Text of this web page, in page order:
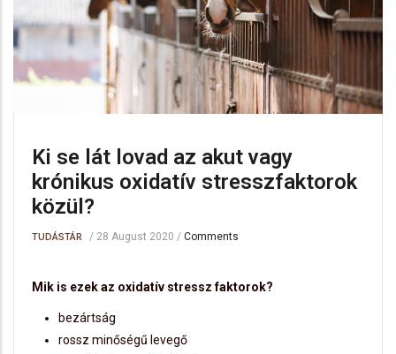
Ki se lát lovad az akut vagy
krónikus oxidatív stresszfaktorok
közül?
TUDÁSTÁR / 28 August 2020 / Comments
Mik is ezek az oxidatív stressz faktorok?
bezártság
rossz minőségű levegő